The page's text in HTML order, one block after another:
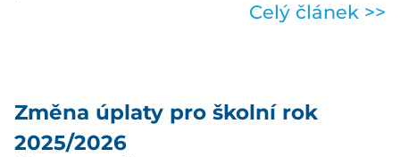
Celý článek >>
Změna úplaty pro školní rok
2025/2026